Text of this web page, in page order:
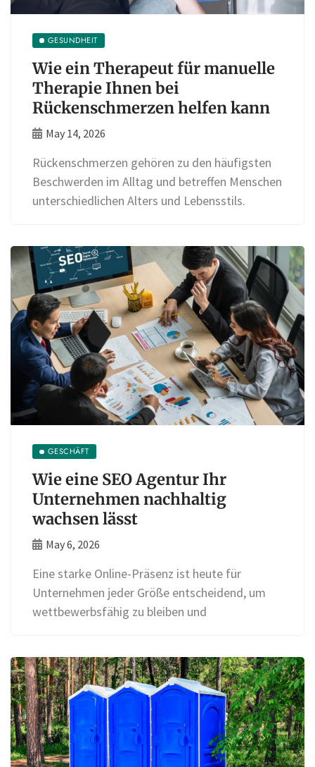
GESUNDHEIT
Wie ein Therapeut für manuelle
Therapie Ihnen bei
Rückenschmerzen helfen kann
May 14, 2026
Rückenschmerzen gehören zu den häufigsten
Beschwerden im Alltag und betreffen Menschen
unterschiedlichen Alters und Lebensstils.
GESCHÄFT
Wie eine SEO Agentur Ihr
Unternehmen nachhaltig
wachsen lässt
May 6, 2026
Eine starke Online-Präsenz ist heute für
Unternehmen jeder Größe entscheidend, um
wettbewerbsfähig zu bleiben und